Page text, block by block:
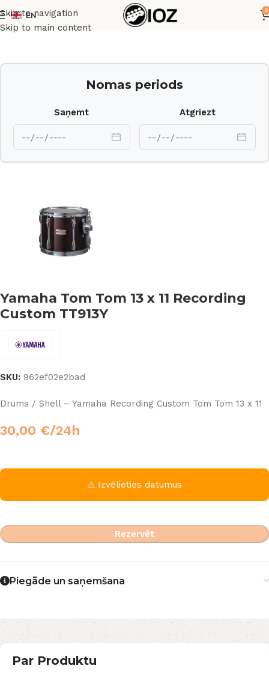
Skip to navigation
Skip to main content
EN
0
Sākums Bungas Korpusi
Nomas periods
Saņemt Atgriezt
Yamaha Tom Tom 13 x 11 Recording
Custom TT913Y
SKU: 962ef02e2bad
Drums / Shell – Yamaha Recording Custom Tom Tom 13 x 11
30,00 €/24h
⚠ Izvēlieties datumus
Rezervēt
Piegāde un saņemšana
Par Produktu